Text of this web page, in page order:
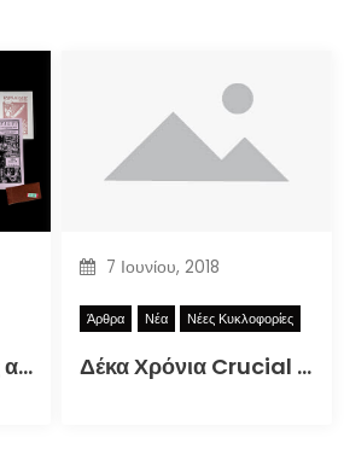
Εκδήλωση // Εκτός αρχείου: Τα ελληνικά φανζίν στην εποχή της τεκμηρίωσης (30.09.2021)
7 Ιουνίου, 2018
Άρθρα Νέα Νέες Κυκλοφορίες
Δέκα Χρόνια Crucial Zine + Πλούσια Δώρα!